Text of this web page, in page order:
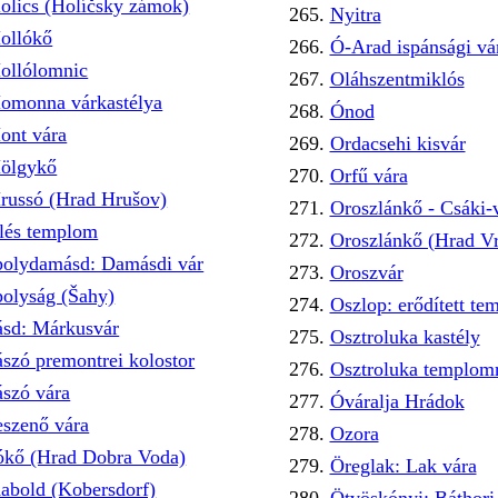
(Holíčsky zámok)
várkastélya
vára
(Hrad Hrušov)
templom
Damásdi vár
(Šahy)
Márkusvár
premontrei kolostor
vára
vára
(Hrad Dobra Voda)
(Kobersdorf)
Nyitra
Ó-Arad ispánsági
Oláhszentmiklós
Ónod
Ordacsehi kisvár
Orfű vára
Oroszlánkő - Csáki-
Oroszlánkő (Hrad
Oroszvár
Oszlop: erődített
Osztroluka kastély
Osztroluka
Óváralja Hrádok
Ozora
Öreglak: Lak vára